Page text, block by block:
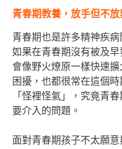
青春期教養，放手但不放
青春期也是許多精神疾
如果在青春期沒有被及
會像野火燎原一樣快速
困擾，也都很常在這個
「怪裡怪氣」，究竟青
要介入的問題。
面對青春期孩子不太願